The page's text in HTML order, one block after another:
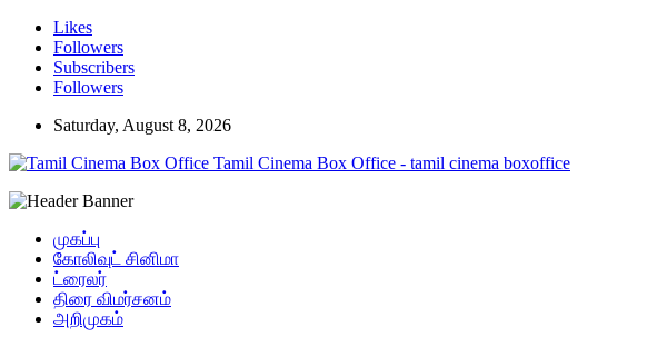
Likes
Followers
Subscribers
Followers
Saturday, August 8, 2026
Tamil Cinema Box Office - tamil cinema boxoffice
முகப்பு
கோலிவுட் சினிமா
ட்ரைலர்
திரை விமர்சனம்
அறிமுகம்